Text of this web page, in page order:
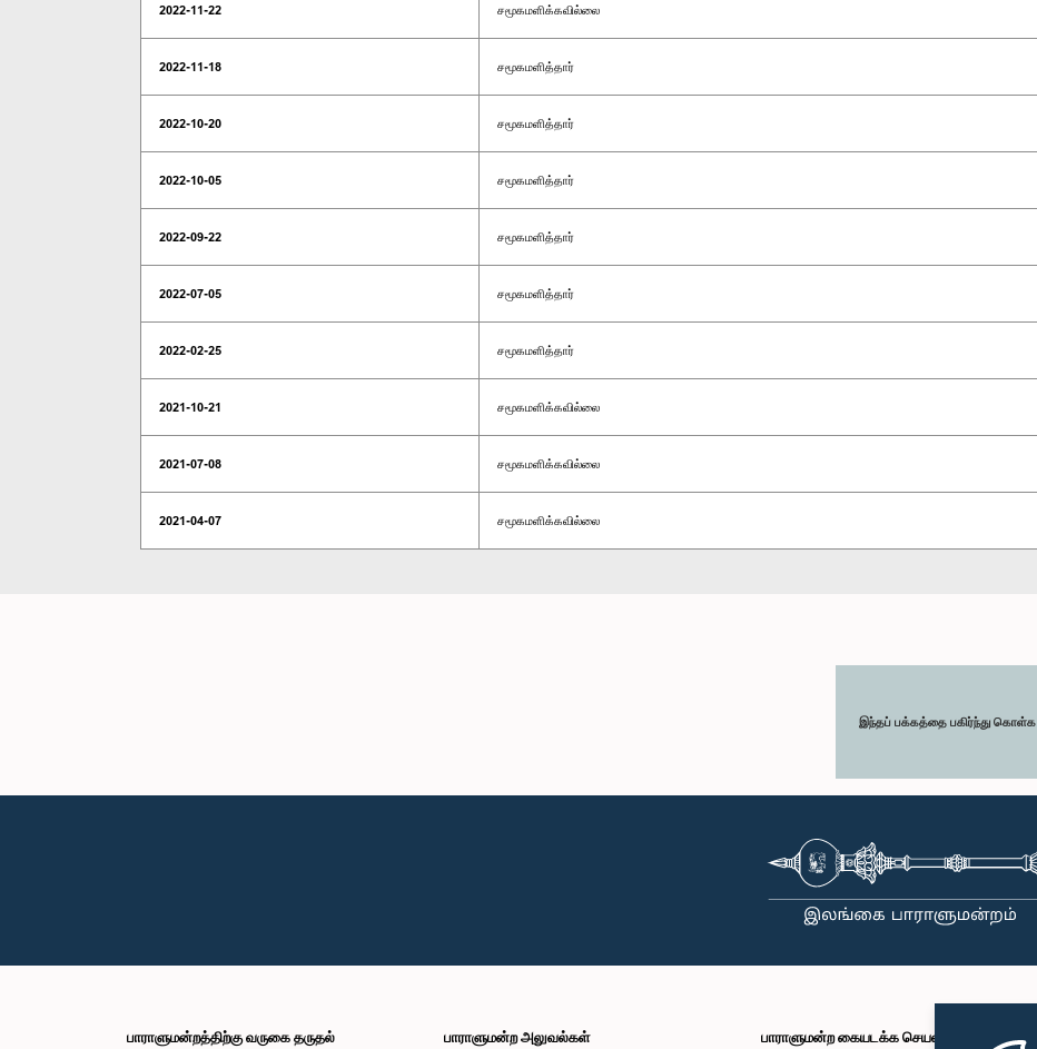
2022-11-22 சமூகமளிக்கவில்லை
2022-11-18 சமூகமளித்தார்
2022-10-20 சமூகமளித்தார்
2022-10-05 சமூகமளித்தார்
2022-09-22 சமூகமளித்தார்
2022-07-05 சமூகமளித்தார்
2022-02-25 சமூகமளித்தார்
2021-10-21 சமூகமளிக்கவில்லை
2021-07-08 சமூகமளிக்கவில்லை
2021-04-07 சமூகமளிக்கவில்லை
இந்தப் பக்கத்தை பகிர்ந்து கொள்க
பாராளுமன்றத்திற்கு வருகை தருதல் பாராளுமன்ற அலுவல்கள் பாராளுமன்ற கையடக்க செயலி